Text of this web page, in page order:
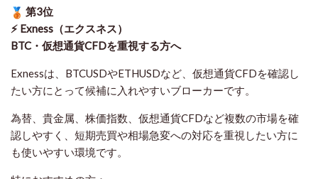
第3位
⚡ Exness（エクスネス）
BTC・仮想通貨CFDを重視する方へ
Exnessは、BTCUSDやETHUSDなど、仮想通貨CFDを確認し
たい方にとって候補に入れやすいブローカーです。
為替、貴金属、株価指数、仮想通貨CFDなど複数の市場を確
認しやすく、短期売買や相場急変への対応を重視したい方に
も使いやすい環境です。